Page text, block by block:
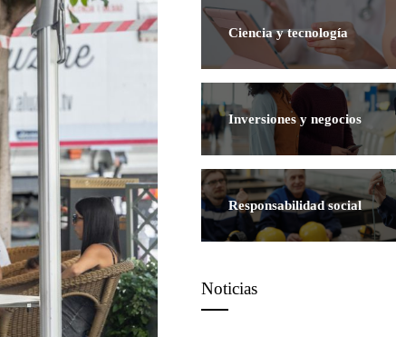
Ciencia y tecnología
Inversiones y negocios
Responsabilidad social
Noticias